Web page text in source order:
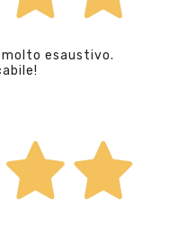
molto esaustivo.